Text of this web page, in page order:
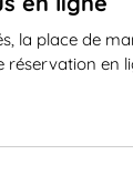
la place de
réservation en